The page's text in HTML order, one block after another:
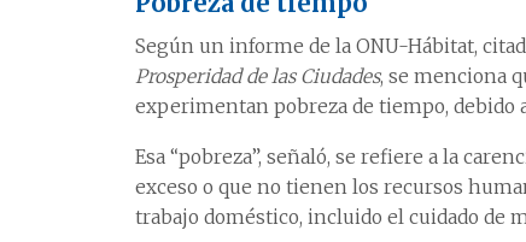
Según un informe de la ONU-Hábitat,
Prosperidad de las Ciudades, se menciona
experimentan pobreza de tiempo, debido
Esa “pobreza”, señaló, se refiere a la
exceso o que no tienen los recursos
trabajo doméstico, incluido el cuidado de